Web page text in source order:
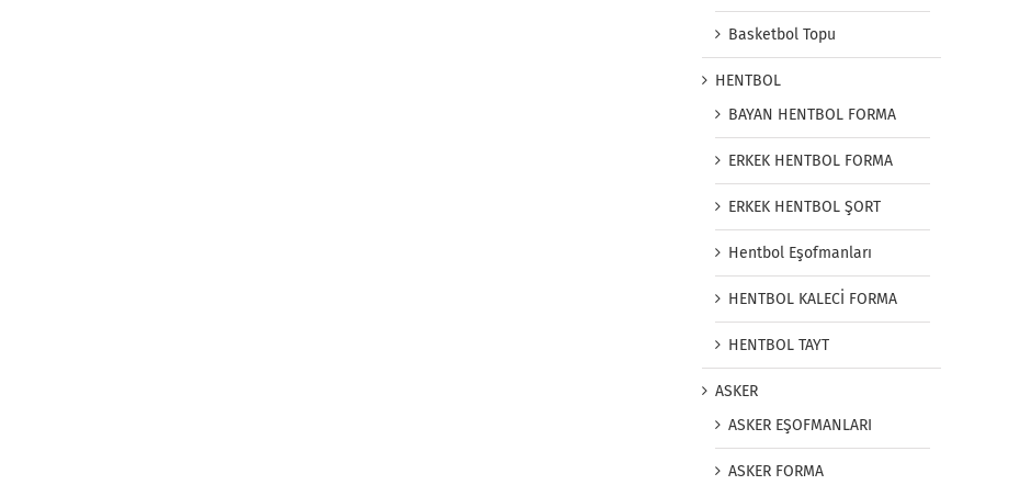
Basketbol Topu
HENTBOL
BAYAN HENTBOL FORMA
ERKEK HENTBOL FORMA
ERKEK HENTBOL ŞORT
Hentbol Eşofmanları
HENTBOL KALECİ FORMA
HENTBOL TAYT
ASKER
ASKER EŞOFMANLARI
ASKER FORMA